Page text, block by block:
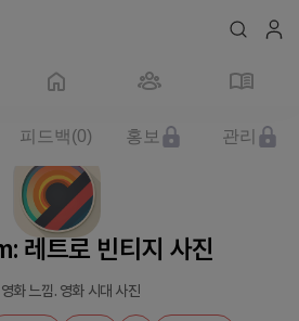
레트로 빈티지 사진
화 느낌. 영화 시대 사진
피드백 (0) 홍보 관리